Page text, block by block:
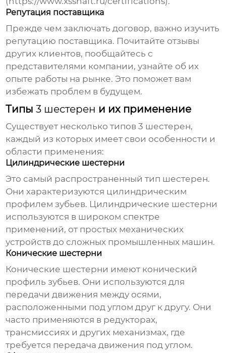
Репутация поставщика
Прежде чем заключать договор, важно изучить
репутацию поставщика. Почитайте отзывы
других клиентов, пообщайтесь с
представителями компании, узнайте об их
опыте работы на рынке. Это поможет вам
избежать проблем в будущем.
Типы3 шестерен и их применение
Существует несколько типов3 шестерен,
каждый из которых имеет свои особенности и
области применения:
Цилиндрические шестерни
Это самый распространенный тип шестерен.
Они характеризуются цилиндрическим
профилем зубьев. Цилиндрические шестерни
используются в широком спектре
применений, от простых механических
устройств до сложных промышленных машин.
Конические шестерни
Конические шестерни имеют конический
профиль зубьев. Они используются для
передачи движения между осями,
расположенными под углом друг к другу. Они
часто применяются в редукторах,
трансмиссиях и других механизмах, где
требуется передача движения под углом.